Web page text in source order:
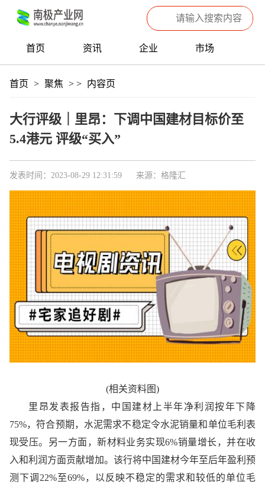
首页 资讯 企业 市场
首页 > 聚焦 > > 内容页
大行评级｜里昂：下调中国建材目标价至
5.4港元 评级“买入”
发表时间：2023-08-29 12:31:59 来源：格隆汇
(相关资料图)
里昂发表报告指，中国建材上半年净利润按年下降
75%，符合预期，水泥需求不稳定令水泥销量和单位毛利表
现受压。另一方面，新材料业务实现6%销量增长，并在收
入和利润方面贡献增加。该行将中国建材今年至后年盈利预
测下调22%至69%，以反映不稳定的需求和较低的单位毛